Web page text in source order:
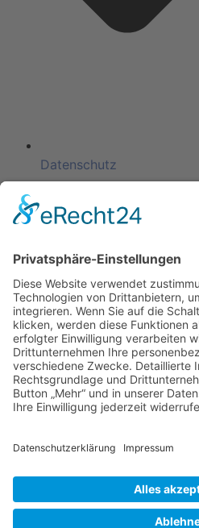
Datenschutz
KATEGORIEN
ÜBER UNS